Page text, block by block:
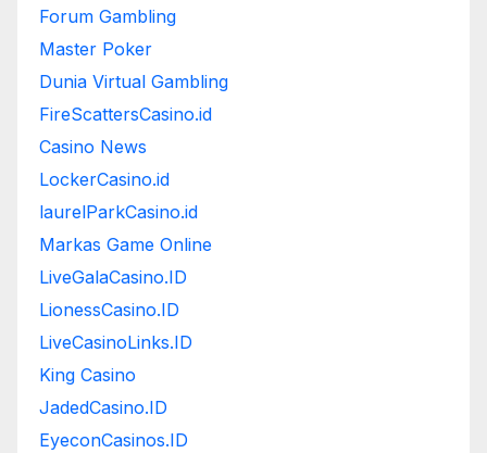
Forum Gambling
Master Poker
Dunia Virtual Gambling
FireScattersCasino.id
Casino News
LockerCasino.id
laurelParkCasino.id
Markas Game Online
LiveGalaCasino.ID
LionessCasino.ID
LiveCasinoLinks.ID
King Casino
JadedCasino.ID
EyeconCasinos.ID